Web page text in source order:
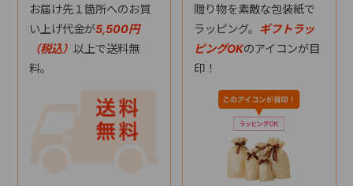
お届け先１箇所へのお買
い上げ代金が5,500円
（税込） 以上で送料無
料。
贈り物を素敵な包装紙で
ラッピング。 ギフトラッ
ピングOKのアイコンが目
印！